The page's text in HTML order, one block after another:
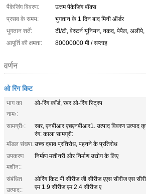
पैकेजिंग विवरण:
उत्तम पैकेजिंग बॉक्स
प्रसव के समय:
भुगतान के 1 दिन बाद मिनी ऑर्डर
भुगतान शर्तें:
टी/टी, वेस्टर्न यूनियन, नकद, पेपैल,
आपूर्ति की क्षमता:
80000000 मी / सप्ताह
वर्णन
ओ रिंग किट
भाग का
नामः:
ओ-रिंग कॉर्ड, रबर ओ-रिंग स्ट्रिप
सामग्रीः:
रबर, एनबीआर एचएनबीआर1. उत्पाद विवरण उत्पाद
रंग: काला सामग्री:
मॉडल संख्या:उच्च दबाव प्रतिरोध, पहनने के प्रतिरोध
उपकरण
मशीन::
निर्माण मशीनरी और निर्माण उद्योग के लिए
संबंधित
उत्पाद::
ओरिंग किट पी सीरीज जी सीरीज एएस सीरीज एस
एम 1.9 सीरीज एम 2.4 सीरीज ए